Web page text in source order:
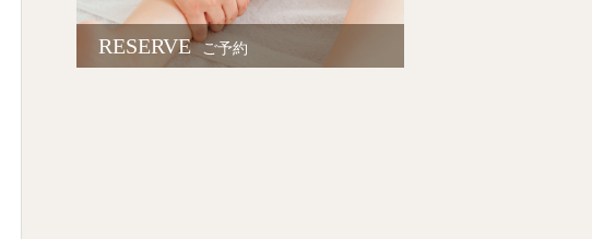
RESERVE ご予約